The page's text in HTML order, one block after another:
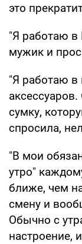
это
"Я работаю в
мужик и
"Я работаю в
сумку,
спросила,
"В мои
утро"
ближе, чем
смену и
Обычно с
настроение,